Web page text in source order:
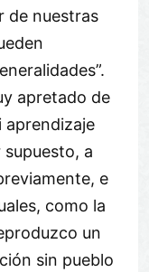
de nuestras
apretado de
aprendizaje
a
e
como la
un
sin pueblo